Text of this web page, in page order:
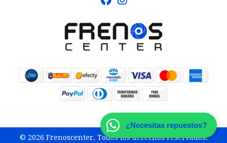
© 2026 Frenoscenter. Todos los derechos reservados.
¿Necesitas repuestos?